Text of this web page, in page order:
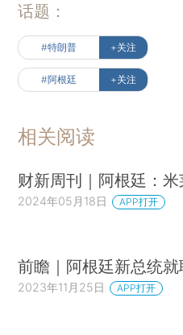
话题：
#特朗普 +关注
#阿根廷 +关注
相关阅读
财新周刊｜阿根廷：
2024年05月18日 APP打开
前瞻｜阿根廷新总统就
2023年11月25日 APP打开